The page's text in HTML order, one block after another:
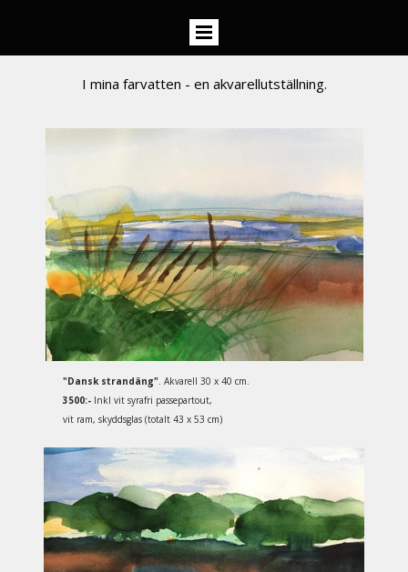
I mina farvatten - en akvarellutställning.
"Dansk strandäng". Akvarell 30 x 40 cm.
3500:- Inkl vit syrafri passepartout,
vit ram, skyddsglas (totalt 43 x 53 cm)